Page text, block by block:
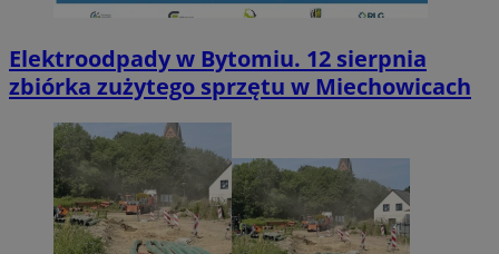
Elektroodpady w Bytomiu. 12 sierpnia
zbiórka zużytego sprzętu w Miechowicach